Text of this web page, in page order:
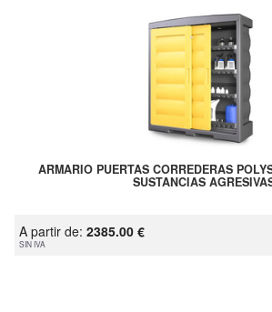
ARMARIO PUERTAS CORREDERAS
SUSTANCIAS
A partir de: 2385.00 €
SIN IVA